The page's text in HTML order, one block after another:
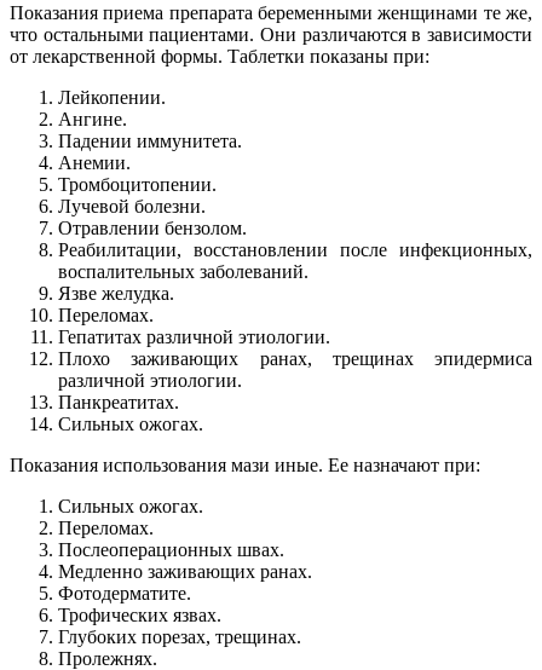
Показания приема препарата беременными женщинами те же,
что остальными пациентами. Они различаются в зависимости
от лекарственной формы. Таблетки показаны при:
Лейкопении.
Ангине.
Падении иммунитета.
Анемии.
Тромбоцитопении.
Лучевой болезни.
Отравлении бензолом.
Реабилитации, восстановлении после инфекционных,
воспалительных заболеваний.
Язве желудка.
Переломах.
Гепатитах различной этиологии.
Плохо заживающих ранах, трещинах эпидермиса
различной этиологии.
Панкреатитах.
Сильных ожогах.
Показания использования мази иные. Ее назначают при:
Сильных ожогах.
Переломах.
Послеоперационных швах.
Медленно заживающих ранах.
Фотодерматите.
Трофических язвах.
Глубоких порезах, трещинах.
Пролежнях.